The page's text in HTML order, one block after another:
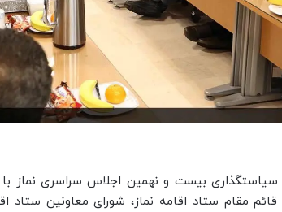
بیست و نهمین اجلاس سراسری نماز
مقام ستاد اقامه نماز، شورای معاونین ستاد